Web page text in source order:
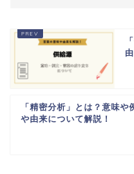
「精密分析」とは？意味や
や由来について解説！